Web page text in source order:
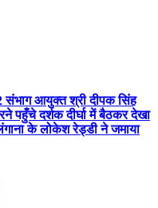
संभाग आयुक्त श्री दीपक सिंह
पहुँचे दर्शक दीर्घा में बैठकर देखा
के लोकेश रेड्डी ने जमाया